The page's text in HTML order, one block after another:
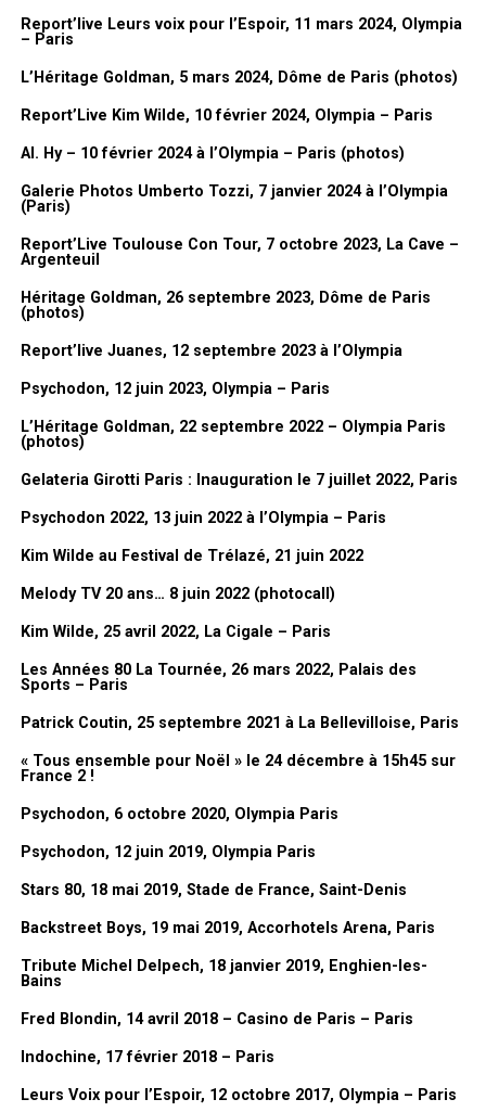
dessiner pendant toute la durée de l’émission. Parce que
Dorothée, elle aimait bien :
« Qu’est-ce que tu nous as préparé GDB
? ». Donc il fallait toujours avoir quelque chose de prêt en fait,
même si elle venait pas, on ne le savait pas. Il fallait réagir à tout
ce qui se passait tout le temps. Donc moi je dessinais pendant
trois heures non-stop.
FanMusik : Présentation de l’expo dans l’expo. Donc tu as
choisi un dessin, est-ce que tu peux nous en parler
rapidement ?
Lionel Gédébé :En fait là ce que j’ai
dessins du plateau parce que quand
280 je crois. Donc ça fait beaucoup.
J’en ai choisi quelques-uns que
faire ce qu’on appelle des pêle-mêle
c’est assez drôle et il y en a
tellement. Le problème des dessins
comme ça, c’est qu’ils sont liés à l’actualité, donc c’est plus
compliqué à comprendre hors du contexte. Et les petits poissons,
j’avais fait le décor pour le premier avril dans le
on avait fait des grands poissons sur le plateau. Ils étaient en
grand en fait à l’époque.
C’est un bon souvenir du
Club Dorothée.
Dessin de Lionel Gédébé, Vernissage de l’exposition « Mes années
Report’live Leurs voix pour l’Espoir, 11 mars 2024, Olympia
– Paris
L’Héritage Goldman, 5 mars 2024, Dôme de Paris (photos)
Report’Live Kim Wilde, 10 février 2024, Olympia – Paris
Al. Hy – 10 février 2024 à l’Olympia – Paris (photos)
Galerie Photos Umberto Tozzi, 7 janvier 2024 à l’Olympia
(Paris)
Report’Live Toulouse Con Tour, 7 octobre 2023, La Cave –
Argenteuil
Héritage Goldman, 26 septembre 2023, Dôme de Paris
(photos)
Report’live Juanes, 12 septembre 2023 à l’Olympia
Psychodon, 12 juin 2023, Olympia – Paris
L’Héritage Goldman, 22 septembre 2022 – Olympia Paris
(photos)
Gelateria Girotti Paris : Inauguration le 7 juillet 2022, Paris
Psychodon 2022, 13 juin 2022 à l’Olympia – Paris
Kim Wilde au Festival de Trélazé, 21 juin 2022
Melody TV 20 ans… 8 juin 2022 (photocall)
Kim Wilde, 25 avril 2022, La Cigale – Paris
Les Années 80 La Tournée, 26 mars 2022, Palais des
Sports – Paris
Patrick Coutin, 25 septembre 2021 à La Bellevilloise, Paris
« Tous ensemble pour Noël » le 24 décembre à 15h45 sur
France 2 !
Psychodon, 6 octobre 2020, Olympia Paris
Psychodon, 12 juin 2019, Olympia Paris
Stars 80, 18 mai 2019, Stade de France, Saint-Denis
Backstreet Boys, 19 mai 2019, Accorhotels Arena, Paris
Tribute Michel Delpech, 18 janvier 2019, Enghien-les-
Bains
Fred Blondin, 14 avril 2018 – Casino de Paris – Paris
Indochine, 17 février 2018 – Paris
Leurs Voix pour l’Espoir, 12 octobre 2017, Olympia – Paris